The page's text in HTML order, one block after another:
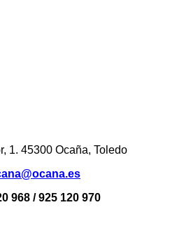
1. 45300 Ocaña, Toledo
968 / 925 120 970